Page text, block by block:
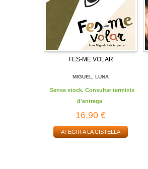
FES-ME VOLAR
MIGUEL, LUNA
Sense stock. Consultar terminis
d'entrega
16,90 €
AFEGIR A LA CISTELLA